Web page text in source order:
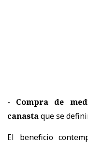
- Compra de
canastaque se
El beneficio